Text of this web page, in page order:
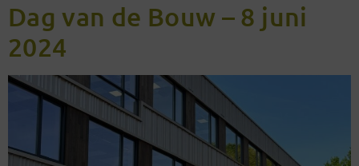
Dag van de Bouw – 8 juni
2024